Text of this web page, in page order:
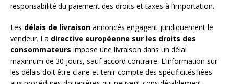
responsabilité du paiement des droits et taxes à l’importation.
Les délais de livraison annoncés engagent juridiquement le
vendeur. La directive européenne sur les droits des
consommateurs impose une livraison dans un délai
maximum de 30 jours, sauf accord contraire. L’information sur
les délais doit être claire et tenir compte des spécificités liées